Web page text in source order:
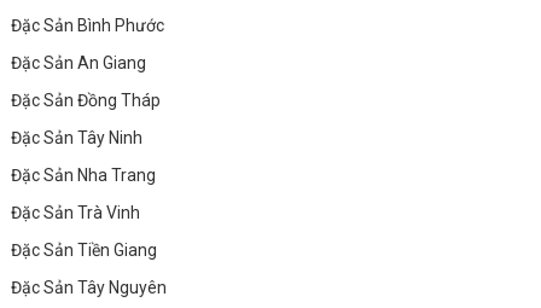
Đặc Sản Bình Phước
Đặc Sản An Giang
Đặc Sản Đồng Tháp
Đặc Sản Tây Ninh
Đặc Sản Nha Trang
Đặc Sản Trà Vinh
Đặc Sản Tiền Giang
Đặc Sản Tây Nguyên